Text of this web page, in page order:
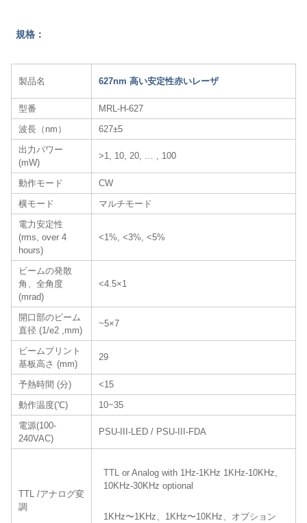
規格：
製品名 627nm 高い安定性赤いレーザ
型番
MRL-H-627
波長（nm）
627±5
出力パワー
(mW)
>1, 10, 20, … , 100
動作モード
CW
横モード
マルチモード
電力安定性
(rms, over 4
hours)
<1%, <3%, <5%
ビームの発散
角、全角度
(mrad)
<4.5×1
開口部のビーム
直径 (1/e2 ,mm)
~5×7
ビームプリント
基板高さ (mm)
29
予熱時間 (分)
<15
動作温度(℃)
10~35
電源(100-
240VAC)
PSU-III-LED / PSU-III-FDA
TTL /アナログ変
調
TTL or Analog with 1Hz-1KHz 1KHz-10KHz,
10KHz-30KHz optional
1KHz〜1KHz、1KHz〜10KHz、オプション